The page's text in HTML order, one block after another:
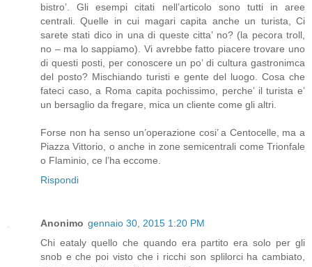
bistro’. Gli esempi citati nell’articolo sono tutti in aree
centrali. Quelle in cui magari capita anche un turista, Ci
sarete stati dico in una di queste citta’ no? (la pecora troll,
no – ma lo sappiamo). Vi avrebbe fatto piacere trovare uno
di questi posti, per conoscere un po’ di cultura gastronimca
del posto? Mischiando turisti e gente del luogo. Cosa che
fateci caso, a Roma capita pochissimo, perche’ il turista e’
un bersaglio da fregare, mica un cliente come gli altri.
Forse non ha senso un’operazione cosi’ a Centocelle, ma a
Piazza Vittorio, o anche in zone semicentrali come Trionfale
o Flaminio, ce l’ha eccome.
Rispondi
Anonimo gennaio 30, 2015 1:20 PM
Chi eataly quello che quando era partito era solo per gli
snob e che poi visto che i ricchi son splilorci ha cambiato,